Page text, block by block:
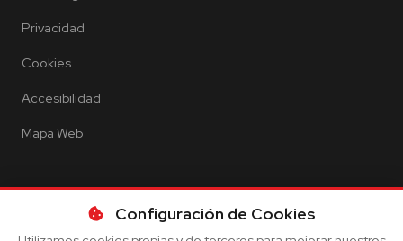
Privacidad
Cookies
Accesibilidad
Mapa Web
Configuración de Cookies